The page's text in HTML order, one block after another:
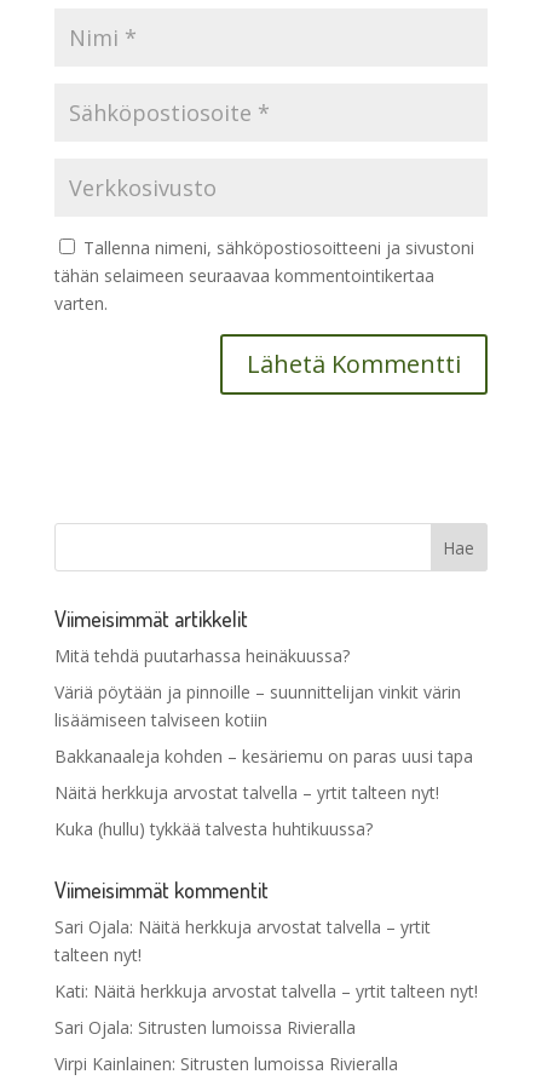
Tallenna nimeni, sähköpostiosoitteeni ja sivustoni
tähän selaimeen seuraavaa kommentointikertaa
varten.
Viimeisimmät artikkelit
Mitä tehdä puutarhassa heinäkuussa?
Väriä pöytään ja pinnoille – suunnittelijan vinkit värin
lisäämiseen talviseen kotiin
Bakkanaaleja kohden – kesäriemu on paras uusi tapa
Näitä herkkuja arvostat talvella – yrtit talteen nyt!
Kuka (hullu) tykkää talvesta huhtikuussa?
Viimeisimmät kommentit
Sari Ojala: Näitä herkkuja arvostat talvella – yrtit
talteen nyt!
Kati: Näitä herkkuja arvostat talvella – yrtit talteen nyt!
Sari Ojala: Sitrusten lumoissa Rivieralla
Virpi Kainlainen: Sitrusten lumoissa Rivieralla